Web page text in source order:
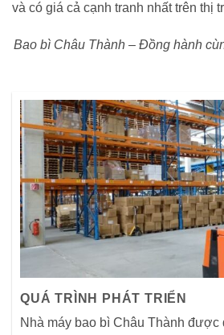
và có giá cả cạnh tranh nhất trên thị
Bao bì Châu Thành – Đồng hành
QUÁ TRÌNH PHÁT TRIỂN
Nhà máy bao bì Châu Thành được